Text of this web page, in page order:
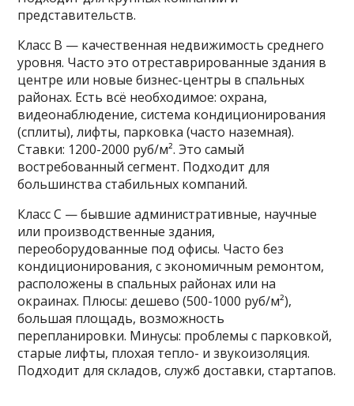
представительств.
Класс В — качественная недвижимость среднего
уровня. Часто это отреставрированные здания в
центре или новые бизнес-центры в спальных
районах. Есть всё необходимое: охрана,
видеонаблюдение, система кондиционирования
(сплиты), лифты, парковка (часто наземная).
Ставки: 1200-2000 руб/м². Это самый
востребованный сегмент. Подходит для
большинства стабильных компаний.
Класс С — бывшие административные, научные
или производственные здания,
переоборудованные под офисы. Часто без
кондиционирования, с экономичным ремонтом,
расположены в спальных районах или на
окраинах. Плюсы: дешево (500-1000 руб/м²),
большая площадь, возможность
перепланировки. Минусы: проблемы с парковкой,
старые лифты, плохая тепло- и звукоизоляция.
Подходит для складов, служб доставки, стартапов.